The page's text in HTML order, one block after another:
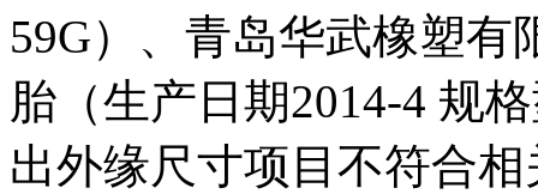
59G）、青岛华武橡塑有
胎（生产日期2014-4 规
出外缘尺寸项目不符合